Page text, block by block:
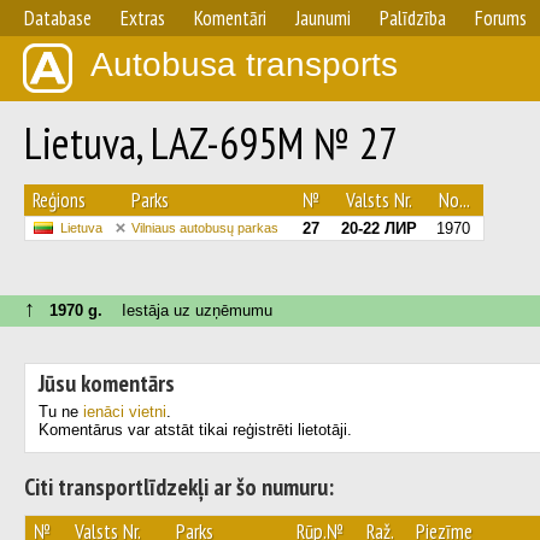
Database Extras Komentāri Jaunumi Palīdzība Forums
Autobusa transports
Lietuva, LAZ-695M № 27
Reģions Parks № Valsts Nr. No...
Lietuva Vilniaus autobusų parkas 27 20-22 ЛИР 1970
↑ 1970 g. Iestāja uz uzņēmumu
Jūsu komentārs
Tu ne ienāci vietni.
Komentārus var atstāt tikai reģistrēti lietotāji.
Citi transportlīdzekļi ar šo numuru:
№ Valsts Nr. Parks Rūp.№ Raž. Piezīme